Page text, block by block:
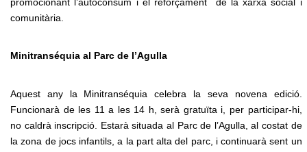
comunitària.
Minitranséquia al Parc de l’Agulla
Aquest any la Minitranséquia celebra la seva novena edició.
Funcionarà de les 11 a les 14 h, serà gratuïta i, per participar-hi,
no caldrà inscripció. Estarà situada al Parc de l’Agulla, al costat de
la zona de jocs infantils, a la part alta del parc, i continuarà sent un